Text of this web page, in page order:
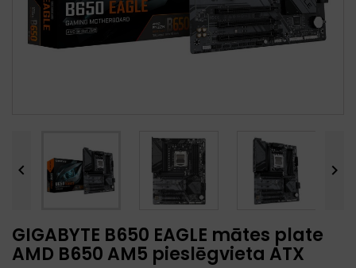
 
GIGABYTE B650 EAGLE mātes plate
AMD B650 AM5 pieslēgvieta ATX